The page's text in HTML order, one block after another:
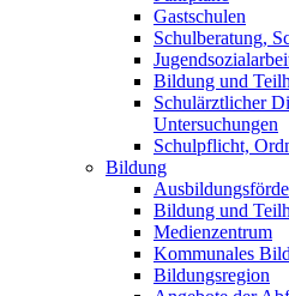
Gastschulen
Schulberatung,
Bildung und
Schulärztlicher
Untersuchungen
Schulpflicht,
Bildung
Bildung und
Medienzentrum
Kommunales
Bildungsregion